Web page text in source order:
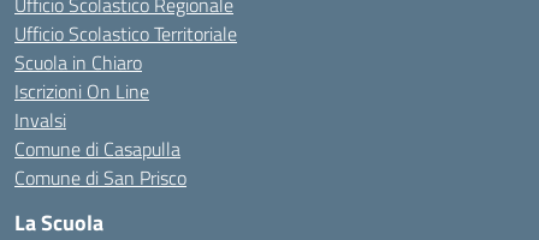
Ufficio Scolastico Territoriale
Scuola in Chiaro
Iscrizioni On Line
Invalsi
Comune di Casapulla
Comune di San Prisco
La Scuola